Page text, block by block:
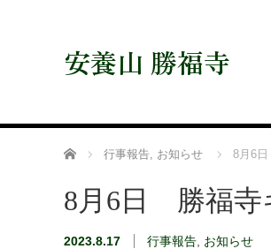
安養山 勝福寺
ホーム 行事報告, お知らせ 8月6
8月6日 勝福寺
2023.8.17 行事報告 お知らせ